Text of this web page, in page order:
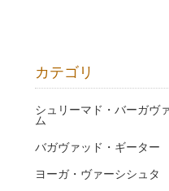
カテゴリ
シュリーマド・バーガヴ
ム
バガヴァッド・ギーター
ヨーガ・ヴァーシシュタ